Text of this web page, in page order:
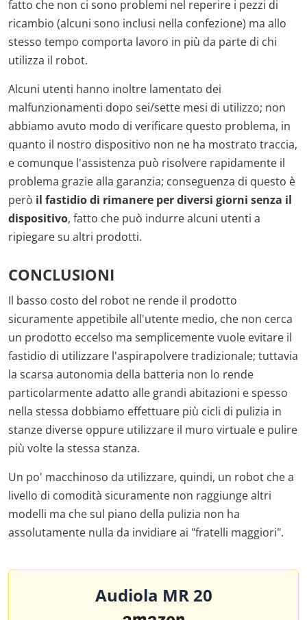
fatto che non ci sono problemi nel reperire i pezzi di
ricambio (alcuni sono inclusi nella confezione) ma allo
stesso tempo comporta lavoro in più da parte di chi
utilizza il robot.
Alcuni utenti hanno inoltre lamentato dei
malfunzionamenti dopo sei/sette mesi di utilizzo; non
abbiamo avuto modo di verificare questo problema, in
quanto il nostro dispositivo non ne ha mostrato traccia,
e comunque l'assistenza può risolvere rapidamente il
problema grazie alla garanzia; conseguenza di questo è
però il fastidio di rimanere per diversi giorni senza il
dispositivo, fatto che può indurre alcuni utenti a
ripiegare su altri prodotti.
CONCLUSIONI
Il basso costo del robot ne rende il prodotto
sicuramente appetibile all'utente medio, che non cerca
un prodotto eccelso ma semplicemente vuole evitare il
fastidio di utilizzare l'aspirapolvere tradizionale; tuttavia
la scarsa autonomia della batteria non lo rende
particolarmente adatto alle grandi abitazioni e spesso
nella stessa dobbiamo effettuare più cicli di pulizia in
stanze diverse oppure utilizzare il muro virtuale e pulire
più volte la stessa stanza.
Un po' macchinoso da utilizzare, quindi, un robot che a
livello di comodità sicuramente non raggiunge altri
modelli ma che sul piano della pulizia non ha
assolutamente nulla da invidiare ai "fratelli maggiori".
Audiola MR 20